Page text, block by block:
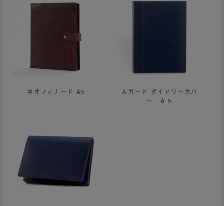
ネオフィナード A5
ルガード ダイアリーカバ
ー Ａ５